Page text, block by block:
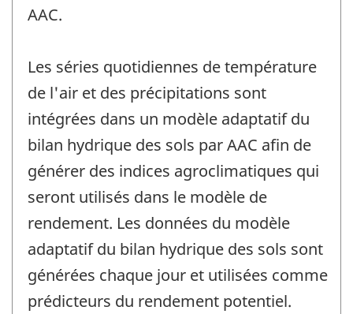
AAC.
Les séries quotidiennes de température
de l'air et des précipitations sont
intégrées dans un modèle adaptatif du
bilan hydrique des sols par AAC afin de
générer des indices agroclimatiques qui
seront utilisés dans le modèle de
rendement. Les données du modèle
adaptatif du bilan hydrique des sols sont
générées chaque jour et utilisées comme
prédicteurs du rendement potentiel.